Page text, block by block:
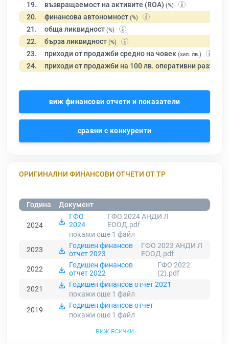
19. възвращаемост на активите (ROA) (%)
20. финансова автономност (%)
21. обща ликвидност (%)
22. бърза ликвидност (%)
23. приходи от продажби средно на човек (хил. лв.)
24. приходи от продажби на 100 лв. оперативни разходи
виж финансови отчети и показатели
сравни с конкуренти
ОРИГИНАЛНИ ФИНАНСОВИ ОТЧЕТИ ОТ ТР
Година Документ
2024
ГФО
2024
ГФО 2024 АНДИ Л
ЕООД.pdf
покажи още 1 файл
2023
Годишен финансов
отчет 2023
ГФО 2023 АНДИ Л
ЕООД.pdf
2022
Годишен финансов
отчет 2022
ГФО 2022
(2).pdf
2021
Годишен финансов отчет 2021
покажи още 1 файл
2019
Годишен финансов отчет
покажи още 1 файл
виж всички